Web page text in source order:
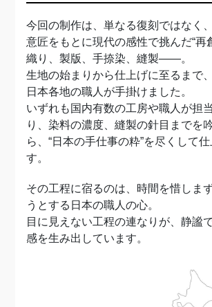
今回の制作は、単なる復刻ではなく
意匠をもとに現代の感性で挑んだ“再
織り、製版、手捺染、縫製――。
生地の始まりから仕上げに至るまで
日本各地の職人が手掛けました。
いずれも国内有数の工房や職人が担
り、染料の濃度、縫製の針目までを
ら、“日本の手仕事の粋”を尽くして
す。
その工程に宿るのは、時間を惜しま
うとする日本の職人の心。
目に見えない工程の連なりが、静謐
感を生み出しています。